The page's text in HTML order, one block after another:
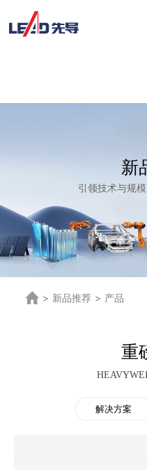
新
引领技术与规
> 新品推荐 > 产品
重
解决方案